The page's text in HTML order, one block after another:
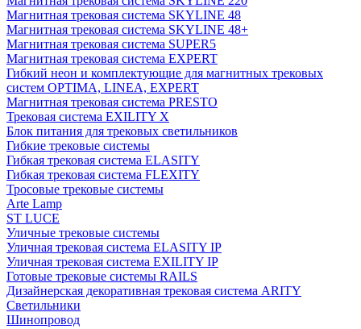
Магнитная трековая система SKYLINE 48
Магнитная трековая система SKYLINE 48+
Магнитная трековая система SUPER5
Магнитная трековая система EXPERT
Гибкий неон и комплектующие для магнитных трековых
систем OPTIMA, LINEA, EXPERT
Магнитная трековая система PRESTO
Трековая система EXILITY X
Блок питания для трековых светильников
Гибкие трековые системы
Гибкая трековая система ELASITY
Гибкая трековая система FLEXITY
Тросовые трековые системы
Arte Lamp
ST LUCE
Уличные трековые системы
Уличная трековая система ELASITY IP
Уличная трековая система EXILITY IP
Готовые трековые системы RAILS
Дизайнерская декоративная трековая система ARITY
Светильники
Шинопровод